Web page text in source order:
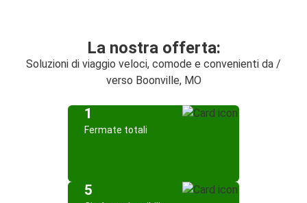
La nostra offerta:
Soluzioni di viaggio veloci, comode e convenienti da /
verso Boonville, MO
1
Fermate totali
5